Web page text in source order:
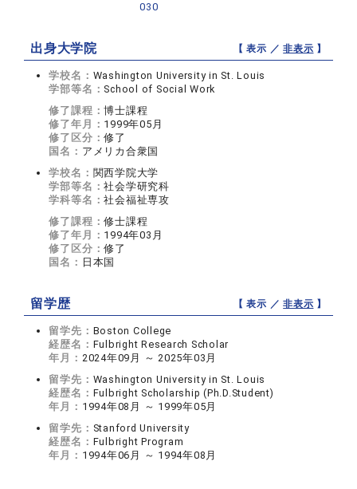
030
出身大学院 【 表示 ／非表示 】
学校名： Washington University in St. Louis
学部等名： School of Social Work
修了課程：博士課程
修了年月： 1999年05月
修了区分：修了
国名： アメリカ合衆国
学校名： 関西学院大学
学部等名：社会学研究科
学科等名：社会福祉専攻
修了課程：修士課程
修了年月： 1994年03月
修了区分：修了
国名： 日本国
留学歴 【 表示 ／非表示 】
留学先： Boston College
経歴名： Fulbright Research Scholar
年月： 2024年09月 ～ 2025年03月
留学先： Washington University in St. Louis
経歴名： Fulbright Scholarship (Ph.D.Student)
年月： 1994年08月 ～ 1999年05月
留学先： Stanford University
経歴名： Fulbright Program
年月： 1994年06月 ～ 1994年08月